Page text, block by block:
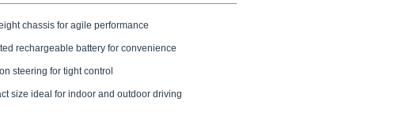
chassis for agile performance
rechargeable battery for convenience
steering for tight control
size ideal for indoor and outdoor driving